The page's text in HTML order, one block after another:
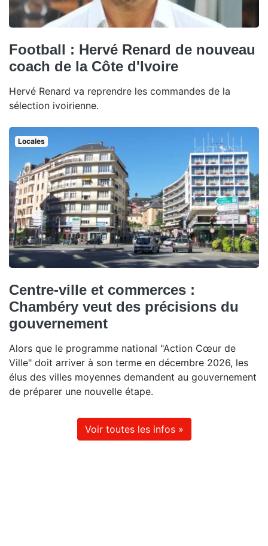
Football : Hervé Renard de nouveau
coach de la Côte d'Ivoire
Hervé Renard va reprendre les commandes de la
sélection ivoirienne.
Locales
Centre-ville et commerces :
Chambéry veut des précisions du
gouvernement
Alors que le programme national "Action Cœur de
Ville" doit arriver à son terme en décembre 2026, les
élus des villes moyennes demandent au gouvernement
de préparer une nouvelle étape.
Voir toutes les infos »